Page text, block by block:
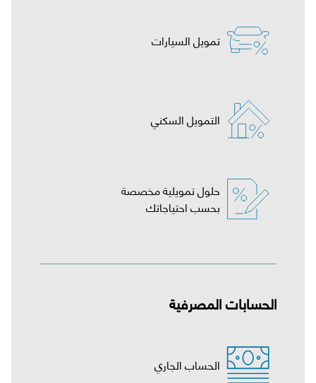
تمويل السيارات
التمويل السكني
بحسب احتياجاتك
الحسابات المصرفية
الحساب الجاري